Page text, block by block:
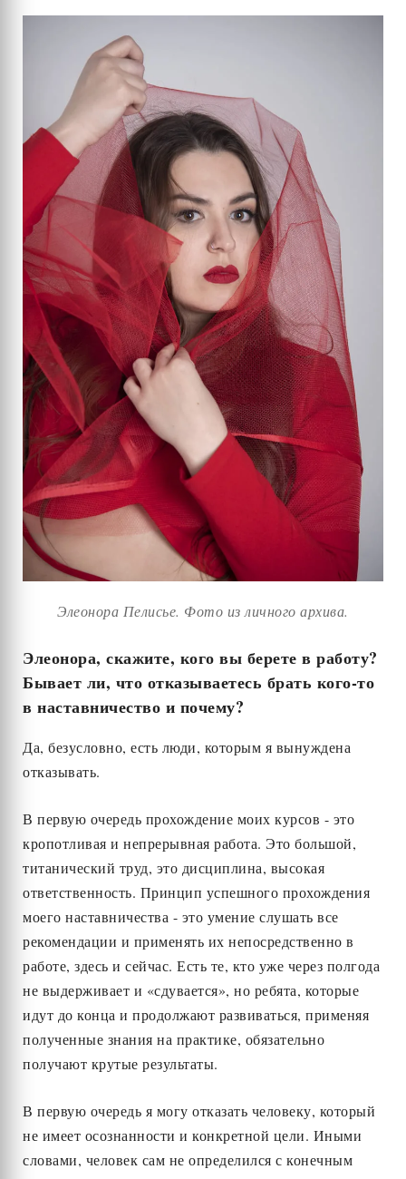
Элеонора Пелисье. Фото из личного архива.
Элеонора, скажите, кого вы берете в работу?
Бывает ли, что отказываетесь брать кого-то
в наставничество и почему?
Да, безусловно, есть люди, которым я вынуждена
отказывать.
В первую очередь прохождение моих курсов - это
кропотливая и непрерывная работа. Это большой,
титанический труд, это дисциплина, высокая
ответственность. Принцип успешного прохождения
моего наставничества - это умение слушать все
рекомендации и применять их непосредственно в
работе, здесь и сейчас. Есть те, кто уже через полгода
не выдерживает и «сдувается», но ребята, которые
идут до конца и продолжают развиваться, применяя
полученные знания на практике, обязательно
получают крутые результаты.
В первую очередь я могу отказать человеку, который
не имеет осознанности и конкретной цели. Иными
словами, человек сам не определился с конечным